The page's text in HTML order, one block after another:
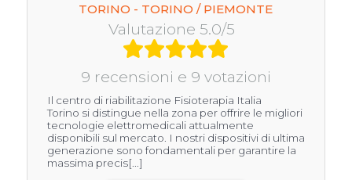
TORINO - TORINO / PIEMONTE
Valutazione 5.0/5
9 recensioni e 9 votazioni
Il centro di riabilitazione Fisioterapia Italia
Torino si distingue nella zona per offrire le migliori
tecnologie elettromedicali attualmente
disponibili sul mercato. I nostri dispositivi di ultima
generazione sono fondamentali per garantire la
massima precis[...]